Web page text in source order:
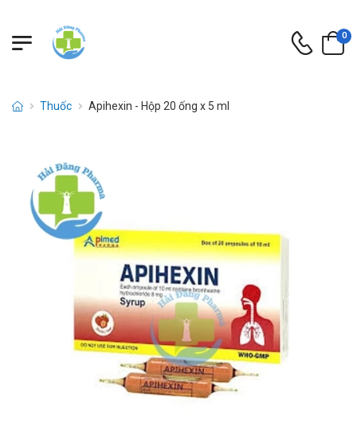
0
Thuốc Apihexin - Hộp 20 ống x 5 ml